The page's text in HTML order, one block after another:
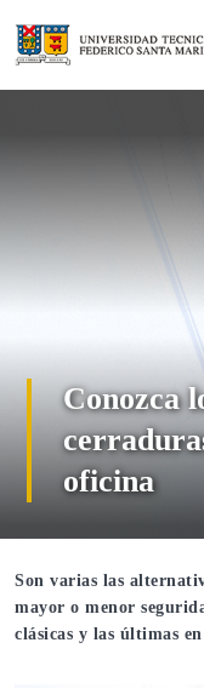
contenido
Conozca
oficina
Son varias las
mayor o menor
clásicas y las últimas